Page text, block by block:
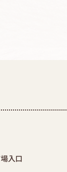
入口